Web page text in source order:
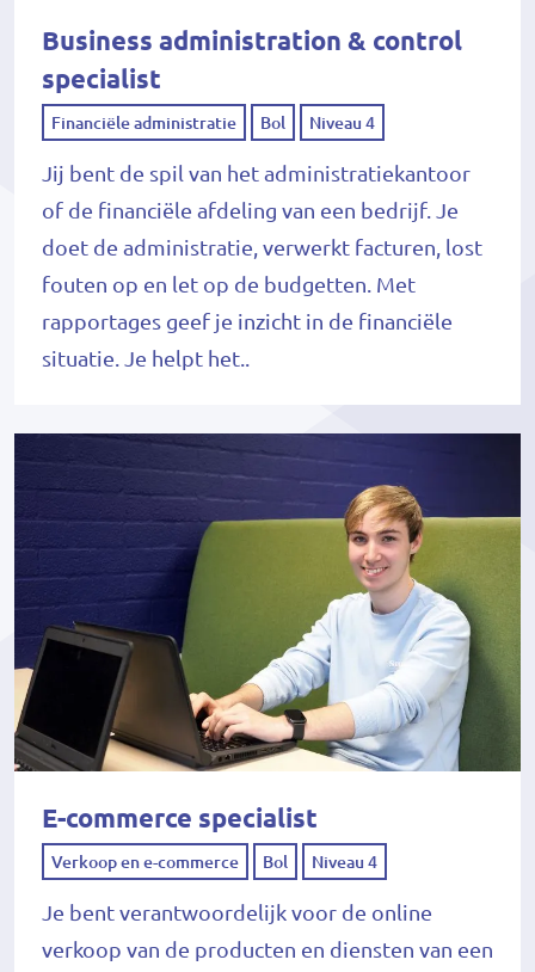
Business administration & control
specialist
Financiële administratie Bol Niveau 4
Jij bent de spil van het administratiekantoor
of de financiële afdeling van een bedrijf. Je
doet de administratie, verwerkt facturen, lost
fouten op en let op de budgetten. Met
rapportages geef je inzicht in de financiële
situatie. Je helpt het..
E-commerce specialist
Verkoop en e-commerce Bol Niveau 4
Je bent verantwoordelijk voor de online
verkoop van de producten en diensten van een